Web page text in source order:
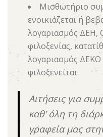
Μισθωτήριο
ενοικιάζεται ή
λογαριασμός ΔΕΗ,
φιλοξενίας,
λογαριασμός
φιλοξενείται.
Αιτήσεις για
καθ’ όλη τη
γραφεία μας